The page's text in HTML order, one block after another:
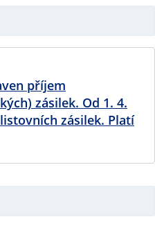
příjem
zásilek. Od 1. 4.
zásilek. Platí